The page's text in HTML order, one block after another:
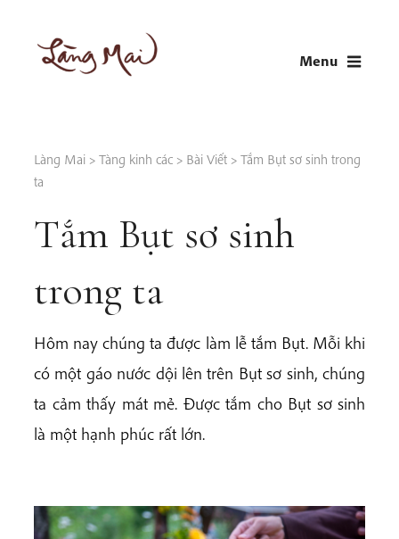
content
Menu
Làng Mai > Tàng kinh các > Bài Viết > Tắm Bụt sơ sinh trong
ta
Tắm Bụt sơ sinh
trong ta
Hôm nay chúng ta được làm lễ tắm Bụt. Mỗi khi
có một gáo nước dội lên trên Bụt sơ sinh, chúng
ta cảm thấy mát mẻ. Được tắm cho Bụt sơ sinh
là một hạnh phúc rất lớn.